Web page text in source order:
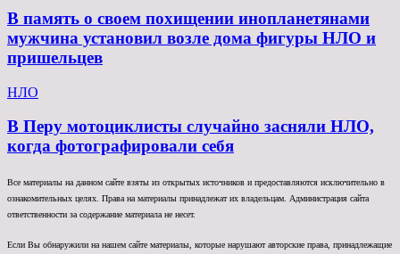
В память о своем похищении инопланетянами
мужчина установил возле дома фигуры НЛО и
пришельцев
НЛО
В Перу мотоциклисты случайно засняли НЛО,
когда фотографировали себя
Все материалы на данном сайте взяты из открытых источников и предоставляются исключительно в
ознакомительных целях. Права на материалы принадлежат их владельцам. Администрация сайта
ответственности за содержание материала не несет.
Если Вы обнаружили на нашем сайте материалы, которые нарушают авторские права, принадлежащие